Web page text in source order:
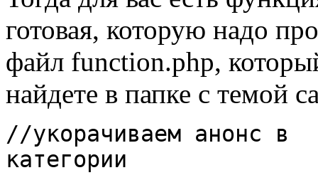
готовая, которую надо
файл function.php,
найдете в папке с темой
//укорачиваем анонс в
категории